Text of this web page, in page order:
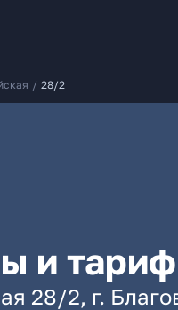
/ 28/2
и
28/2, г.